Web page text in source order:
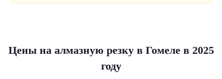
Цены на алмазную резку в Гомеле в 2025
году